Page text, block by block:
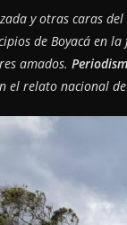
y otras caras
de Boyacá en
amados.
el relato nacional